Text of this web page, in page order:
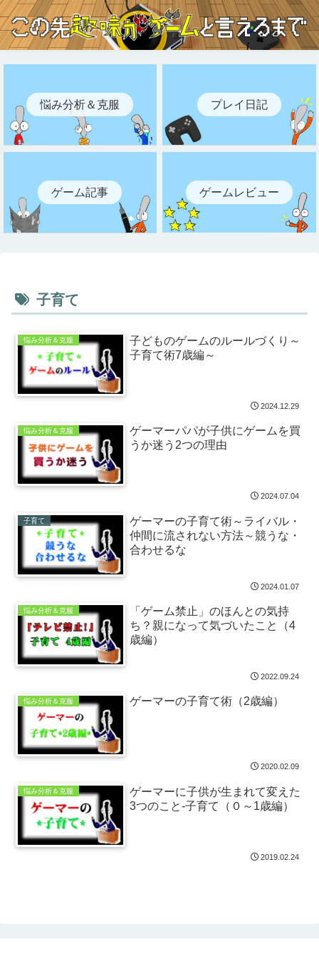
悩み分析＆克服 プレイ日記
ゲーム記事 ゲームレビュー
子育て
悩み分析＆克服
子どものゲームのルールづくり～
子育て術7歳編～
2024.12.29
悩み分析＆克服
ゲーマーパパが子供にゲームを買
うか迷う2つの理由
2024.07.04
子育て
ゲーマーの子育て術～ライバル・
仲間に流されない方法～競うな・
合わせるな
2024.01.07
悩み分析＆克服
「ゲーム禁止」のほんとの気持
ち？親になって気づいたこと（4
歳編）
2022.09.24
悩み分析＆克服 ゲーマーの子育て術（2歳編）
2020.02.09
悩み分析＆克服
ゲーマーに子供が生まれて変えた
3つのこと-子育て（０～1歳編）
2019.02.24